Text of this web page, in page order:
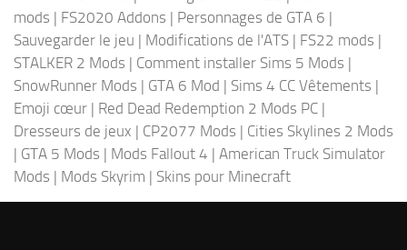
mods | FS2020 Addons | Personnages de GTA 6 |
Sauvegarder le jeu | Modifications de l'ATS | FS22 mods |
STALKER 2 Mods | Comment installer Sims 5 Mods |
SnowRunner Mods | GTA 6 Mod | Sims 4 CC Vêtements |
Emoji cœur | Red Dead Redemption 2 Mods PC |
Dresseurs de jeux | CP2077 Mods | Cities Skylines 2 Mods
| GTA 5 Mods | Mods Fallout 4 | American Truck Simulator
Mods | Mods Skyrim | Skins pour Minecraft